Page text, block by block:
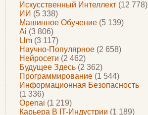
Искусственный Интеллект (12 778)
ИИ (5 338)
Машинное Обучение (5 139)
Ai (3 806)
Llm (3 117)
Научно-Популярное (2 658)
Нейросети (2 462)
Будущее Здесь (2 362)
Программирование (1 544)
Информационная Безопасность
(1 336)
Openai (1 219)
Карьера В IT-Индустрии (1 189)